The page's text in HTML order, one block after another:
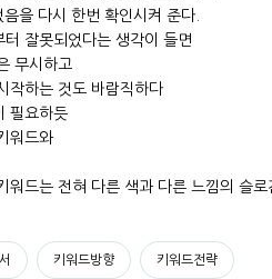
을 다시 한번 확인시켜 준다.
터 잘못되었다는 생각이 들면
무시하고
작하는 것도 바람직하다
필요하듯
워드와
워드는 전혀 다른 색과 다른 느낌의 슬
키워드방향 키워드전략